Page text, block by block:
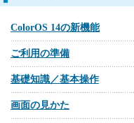
ColorOS 14の新機能
ご利用の準備
基礎知識／基本操作
画面の見かた